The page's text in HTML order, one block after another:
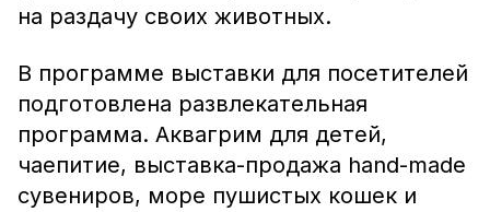
на раздачу своих животных.
В программе выставки для посетителей
подготовлена развлекательная
программа. Аквагрим для детей,
чаепитие, выставка-продажа hand-made
сувениров, море пушистых кошек и